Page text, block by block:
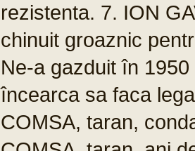
rezistenta. 7. ION
chinuit groaznic
Ne-a gazduit în
încearca sa faca
COMSA, taran,